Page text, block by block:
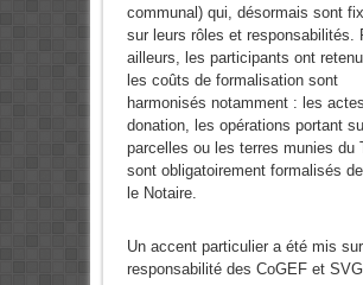
communal) qui, désormais sont
sur leurs rôles et responsabilités.
ailleurs, les participants ont
les coûts de formalisation sont
harmonisés notamment : les
donation, les opérations portant
parcelles ou les terres munies du
sont obligatoirement formalisés
le Notaire.
Un accent particulier a été mis
responsabilité des CoGEF et